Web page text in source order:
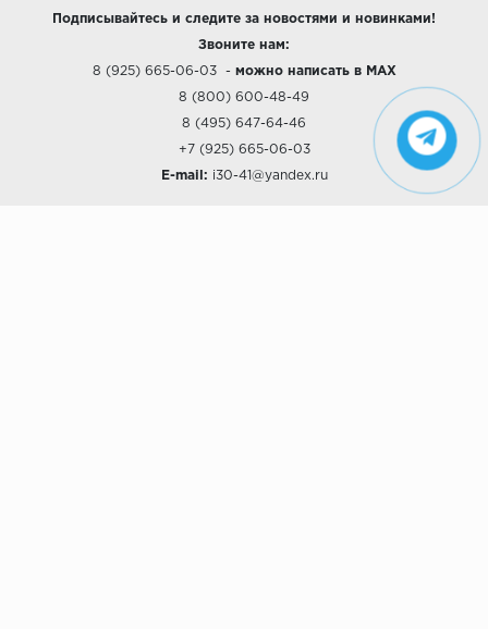
Подписывайтесь и следите за новостями и новинками!
Звоните нам:
8 (925) 665-06-03- можно написать в MAX
8 (800) 600-48-49
8 (495) 647-64-46
+7 (925) 665-06-03
E-mail: i30-41@yandex.ru